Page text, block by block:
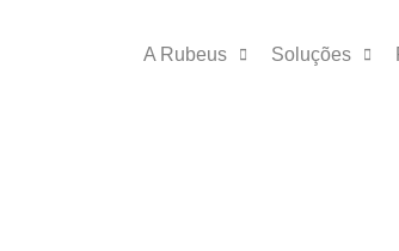
A Rubeus Soluções